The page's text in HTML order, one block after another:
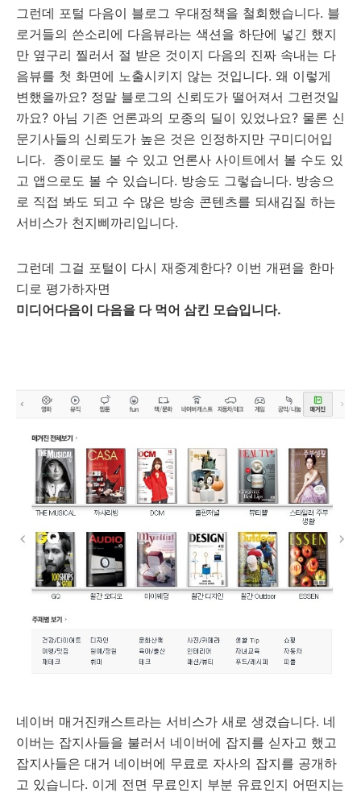
그런데 포털 다음이 블로그 우대정책을 철회했습니다. 블
로거들의 쓴소리에 다음뷰라는 색션을 하단에 넣긴 했지
만 옆구리 찔러서 절 받은 것이지 다음의 진짜 속내는 다
음뷰를 첫 화면에 노출시키지 않는 것입니다. 왜 이렇게
변했을까요? 정말 블로그의 신뢰도가 떨어져서 그런것일
까요? 아님 기존 언론과의 모종의 딜이 있었나요? 물론 신
문기사들의 신뢰도가 높은 것은 인정하지만 구미디어입
니다. 종이로도 볼 수 있고 언론사 사이트에서 볼 수도 있
고 앱으로도 볼 수 있습니다. 방송도 그렇습니다. 방송으
로 직접 봐도 되고 수 많은 방송 콘텐츠를 되새김질 하는
서비스가 천지삐까리입니다.
그런데 그걸 포털이 다시 재중계한다? 이번 개편을 한마
디로 평가하자면
미디어다음이 다음을 다 먹어 삼킨 모습입니다.
네이버 매거진캐스트라는 서비스가 새로 생겼습니다. 네
이버는 잡지사들을 불러서 네이버에 잡지를 싣자고 했고
잡지사들은 대거 네이버에 무료로 자사의 잡지를 공개하
고 있습니다. 이게 전면 무료인지 부분 유료인지 어떤지는